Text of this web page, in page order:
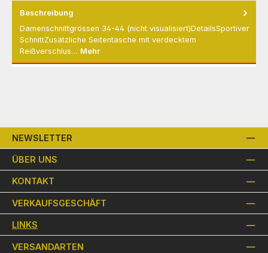
Beschreibung
Damenschnittgrössen 34-44 (nicht visualisiert)DetailsSportiver
SchnittZusätzliche Seitentasche mit verdecktem
Reißverschlus… Mehr
NEWSLETTER
ÜBER UNS
KONTAKT
VERKAUFSGESCHÄFT
LINKS
VERSANDARTEN